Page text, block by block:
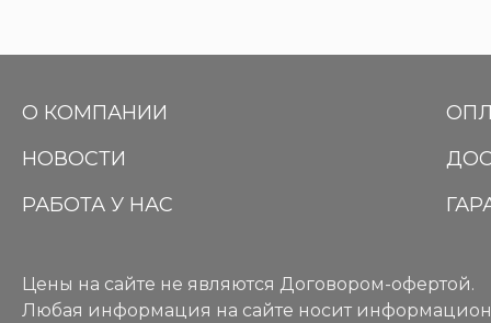
О КОМПАНИИ
НОВОСТИ
РАБОТА У НАС
Цены на сайте не являются Договором-офертой.
Любая информация на сайте носит